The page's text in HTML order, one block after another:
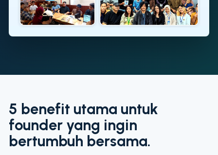
5 benefit utama untuk
founder yang ingin
bertumbuh bersama.